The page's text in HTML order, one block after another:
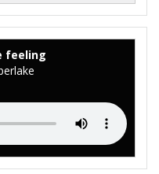
feeling